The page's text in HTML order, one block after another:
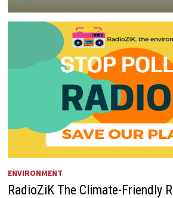
ENVIRONMENT
RadioZiK The Climate-Friendly